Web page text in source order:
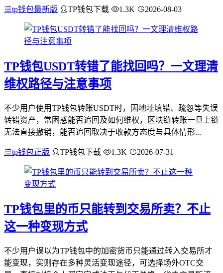
tp钱包最新版 TP钱包下载 1.3K 2026-08-03
TP钱包USDT转错了能找回吗？一文理清
维权路径与注意事项
不少用户使用TP钱包转账USDT时，因地址填错、疏忽等失误
转错资产，常困惑能否追回及如何维权，区块链转账一旦上链
无法直接撤销，能否追回取决于收款方态度与具体情形...
tp钱包正版 TP钱包下载 1.3K 2026-07-31
TP钱包里的币只能转到交易所卖？不止
这一种变现方式
不少用户误以为TP钱包中的加密货币只能通过转入交易所才
能变现，实则存在多种灵活变现途径，可选择场外OTC交